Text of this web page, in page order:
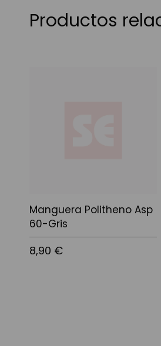
Productos
Manguera Politheno Asp
60-Gris
8,90 €